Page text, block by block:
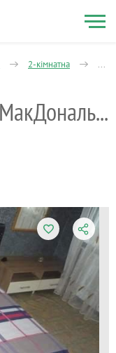
2-кімнатна
добово погодинно 'МакДональдс'